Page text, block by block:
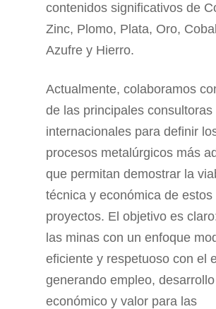
contenidos significativos de
Zinc, Plomo, Plata, Oro,
Azufre y Hierro.
Actualmente, colaboramos
de las principales consultoras
internacionales para definir
procesos metalúrgicos más
que permitan demostrar la
técnica y económica de estos
proyectos. El objetivo es
las minas con un enfoque
eficiente y respetuoso con el
generando empleo, desarrollo
económico y valor para las